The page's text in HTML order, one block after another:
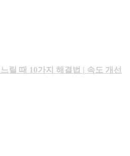
릴 때 10가지 해결법 | 속도 개선